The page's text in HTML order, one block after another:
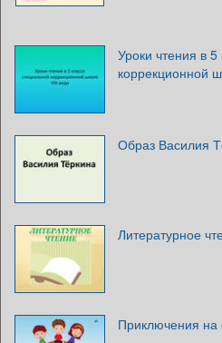
Уроки чтения в
коррекционной
Образ Василия
Литературное
Приключения на